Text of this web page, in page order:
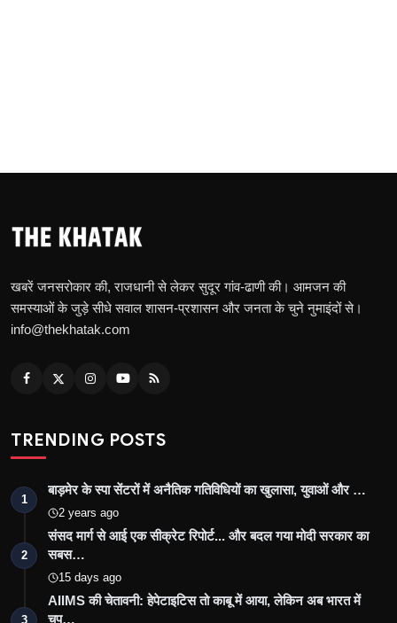
खबरें जनसरोकार की, राजधानी से लेकर सुदूर गांव-ढाणी की। आमजन की
समस्याओं के जुड़े सीधे सवाल शासन-प्रशासन और जनता के चुने नुमाइंदों से।
info@thekhatak.com
TRENDING POSTS
1
बाड़मेर के स्पा सेंटरों में अनैतिक गतिविधियों का खुलासा, युवाओं और …
2 years ago
2
संसद मार्ग से आई एक सीक्रेट रिपोर्ट... और बदल गया मोदी सरकार का
सबस…
15 days ago
3
AIIMS की चेतावनी: हेपेटाइटिस तो काबू में आया, लेकिन अब भारत में
चुप…